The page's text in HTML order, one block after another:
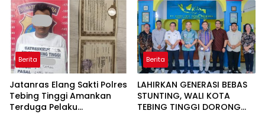
STUNTING
Berita
Jatanras Elang Sakti Polres
Tebing Tinggi Amankan
Terduga Pelaku
Berita
LAHIRKAN GENERASI BEBAS
STUNTING, WALI KOTA
TEBING TINGGI DORONG